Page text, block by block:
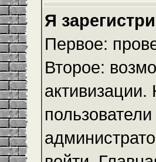
Я
Первое:
Второе: